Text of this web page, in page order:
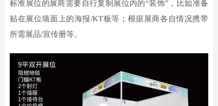
标准展位的展商需要自行复制展位内的“装饰”，比如准备
贴在展位墙面上的海报/KT板等；根据展商各自情况携带
所需展品/宣传册等。